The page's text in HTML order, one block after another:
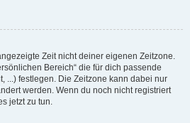
Zeit nicht deiner eigenen Zeitzone.
Bereich“ die für dich passende
...) festlegen. Die Zeitzone kann dabei nur
werden. Wenn du noch nicht registriert
jetzt zu tun.